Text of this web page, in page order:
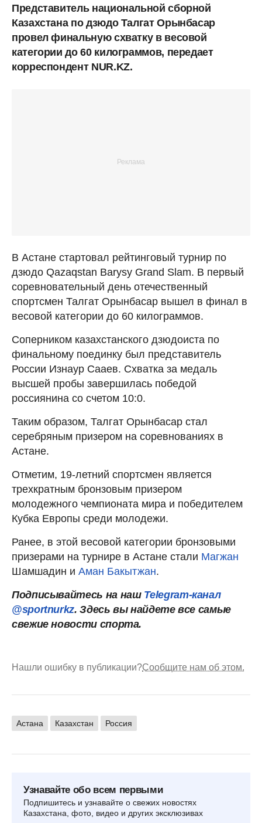
Представитель национальной сборной
Казахстана по дзюдо Талгат Орынбасар
провел финальную схватку в весовой
категории до 60 килограммов, передает
корреспондент NUR.KZ.
В Астане стартовал рейтинговый турнир по
дзюдо Qazaqstan Barysy Grand Slam. В первый
соревновательный день отечественный
спортсмен Талгат Орынбасар вышел в финал в
весовой категории до 60 килограммов.
Соперником казахстанского дзюдоиста по
финальному поединку был представитель
России Изнаур Сааев. Схватка за медаль
высшей пробы завершилась победой
россиянина со счетом 10:0.
Таким образом, Талгат Орынбасар стал
серебряным призером на соревнованиях в
Астане.
Отметим, 19-летний спортсмен является
трехкратным бронзовым призером
молодежного чемпионата мира и победителем
Кубка Европы среди молодежи.
Ранее, в этой весовой категории бронзовыми
призерами на турнире в Астане стали Магжан
Шамшадин и Аман Бакытжан.
Подписывайтесь на наш Telegram-канал
@sportnurkz. Здесь вы найдете все самые
свежие новости спорта.
Нашли ошибку в публикации?Сообщите нам об этом.
Астана Казахстан Россия
Узнавайте обо всем первыми
Подпишитесь и узнавайте о свежих новостях
Казахстана, фото, видео и других эксклюзивах